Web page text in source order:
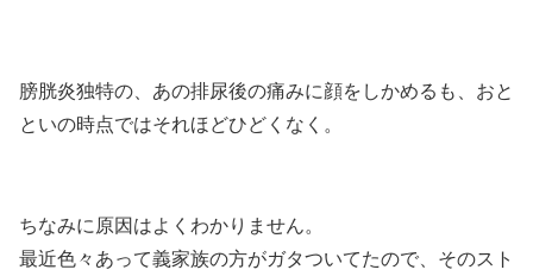
膀胱炎独特の、あの排尿後の痛みに顔をしかめるも、おと
といの時点ではそれほどひどくなく。
ちなみに原因はよくわかりません。
最近色々あって義家族の方がガタついてたので、そのスト